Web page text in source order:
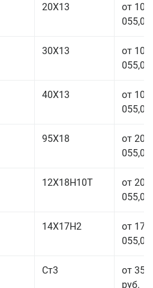
20Х13
от 103
055,00
30Х13
от 103
055,00
40Х13
от 103
055,00
95Х18
от 208
055,00
12Х18Н10Т
от 209
055,00
14Х17Н2
от 175
055,00
Ст3
от 35
руб.